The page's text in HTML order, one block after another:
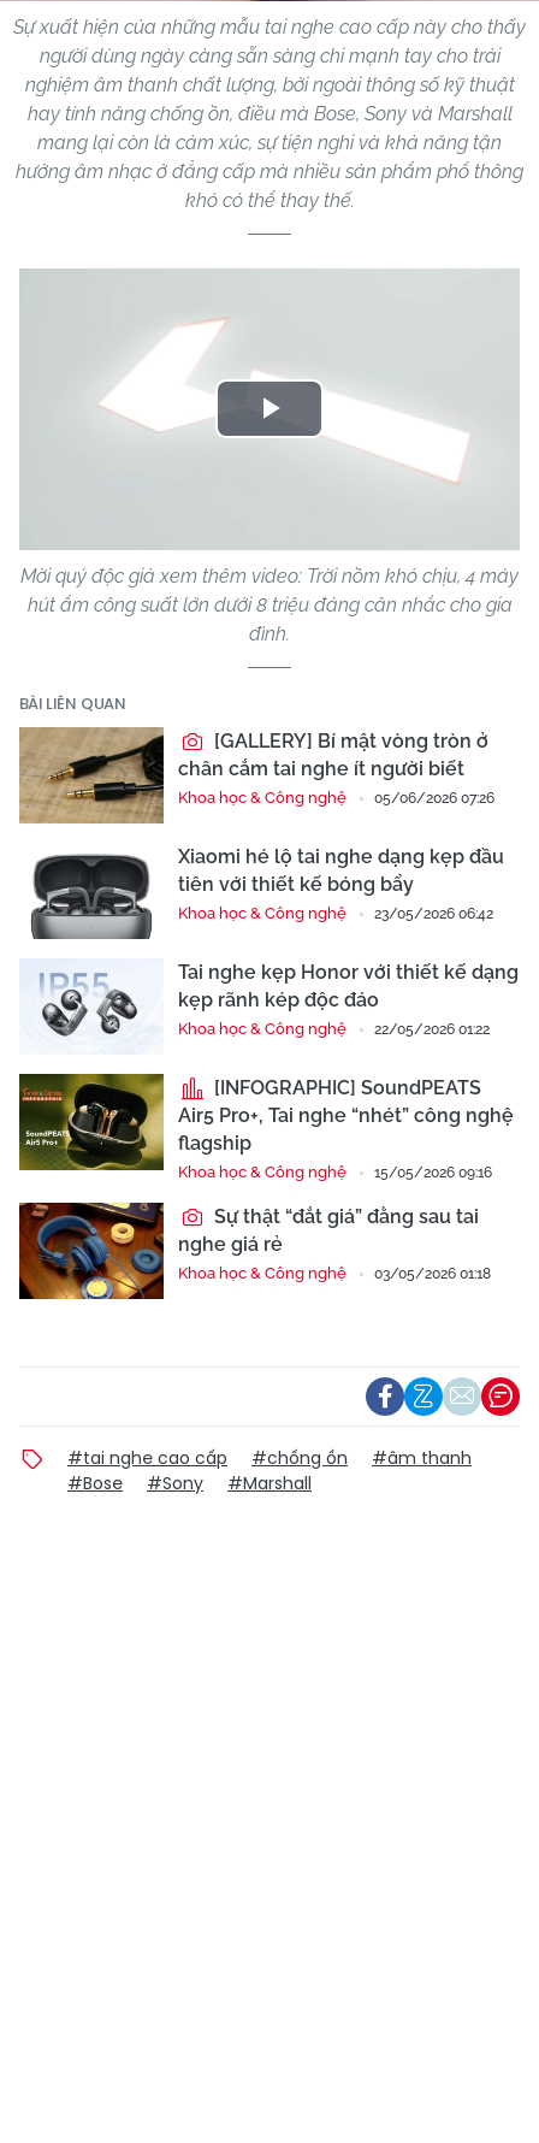
Sự xuất hiện của những mẫu tai nghe cao cấp này cho thấy
người dùng ngày càng sẵn sàng chi mạnh tay cho trải
nghiệm âm thanh chất lượng, bởi ngoài thông số kỹ thuật
hay tính năng chống ồn, điều mà Bose, Sony và Marshall
mang lại còn là cảm xúc, sự tiện nghi và khả năng tận
hưởng âm nhạc ở đẳng cấp mà nhiều sản phẩm phổ thông
khó có thể thay thế.
Play
Mời quý độc giả xem thêm video: Trời nồm khó chịu, 4 máy
hút ẩm công suất lớn dưới 8 triệu đáng cân nhắc cho gia
đình.
BÀI LIÊN QUAN
[GALLERY] Bí mật vòng tròn ở
chân cắm tai nghe ít người biết
Khoa học & Công nghệ 05/06/2026 07:26
Xiaomi hé lộ tai nghe dạng kẹp đầu
tiên với thiết kế bóng bẩy
Khoa học & Công nghệ 23/05/2026 06:42
Tai nghe kẹp Honor với thiết kế dạng
kẹp rãnh kép độc đáo
Khoa học & Công nghệ 22/05/2026 01:22
[INFOGRAPHIC] SoundPEATS
Air5 Pro+, Tai nghe “nhét” công nghệ
flagship
Khoa học & Công nghệ 15/05/2026 09:16
Sự thật “đắt giá” đằng sau tai
nghe giá rẻ
Khoa học & Công nghệ 03/05/2026 01:18
#tai nghe cao cấp #chống ồn
#âm thanh
#Bose
#Sony #Marshall